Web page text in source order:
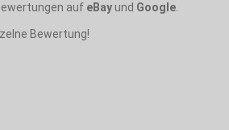
auf eBayund Google
Bewertung!